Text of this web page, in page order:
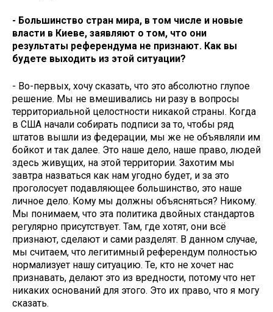
- Большинство стран мира, в том числе и новые
власти в Киеве, заявляют о том, что они
результаты референдума не признают. Как вы
будете выходить из этой ситуации?
- Во-первых, хочу сказать, что это абсолютно глупое
решение. Мы не вмешивались ни разу в вопросы
территориальной целостности никакой страны. Когда
в США начали собирать подписи за то, чтобы ряд
штатов вышли из федерации, мы же не объявляли им
бойкот и так далее. Это наше дело, наше право, людей
здесь живущих, на этой территории. Захотим мы
завтра назваться как нам угодно будет, и за это
проголосует подавляющее большинство, это наше
личное дело. Кому мы должны объясняться? Никому.
Мы понимаем, что эта политика двойных стандартов
регулярно присутствует. Там, где хотят, они всё
признают, сделают и сами разделят. В данном случае,
мы считаем, что легитимный референдум полностью
нормализует нашу ситуацию. Те, кто не хочет нас
признавать, делают это из вредности, потому что нет
никаких оснований для этого. Это их право, что я могу
сказать.